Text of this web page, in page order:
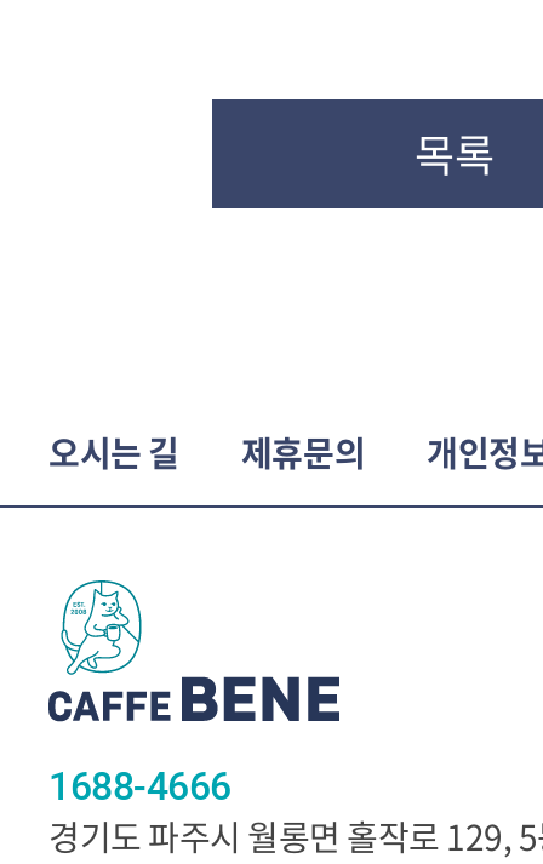
목록
오시는 길 제휴문의 개인정
1688-4666
경기도 파주시 월롱면 홀작로 129,